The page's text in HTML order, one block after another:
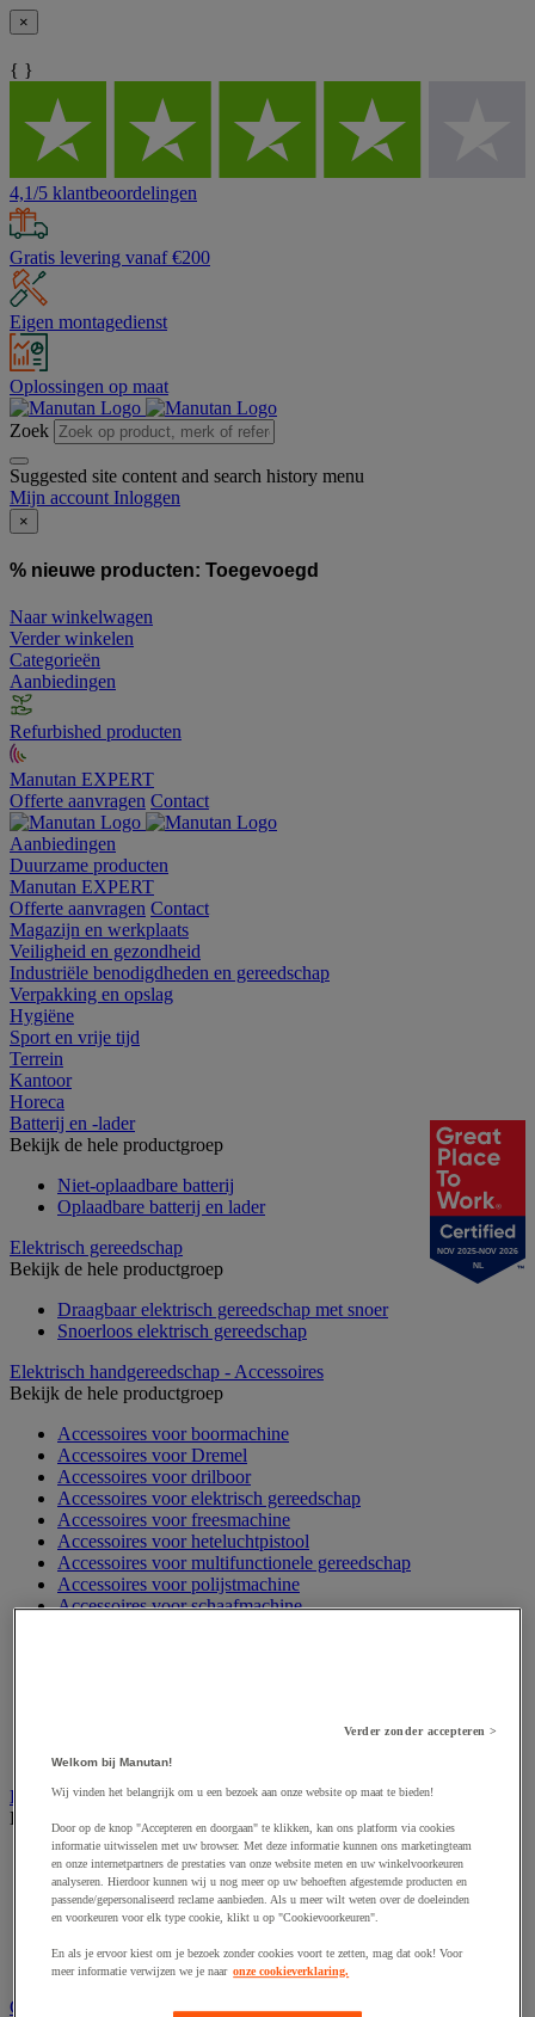
×
{ }
4,1/5 klantbeoordelingen
Gratis levering vanaf €200
Eigen montagedienst
Oplossingen op maat
Zoek
Suggested site content and search history menu
Mijn account Inloggen
×
% nieuwe producten: Toegevoegd
Naar winkelwagen
Verder winkelen
Categorieën
Aanbiedingen
Refurbished producten
Manutan EXPERT
Offerte aanvragen Contact
Aanbiedingen
Duurzame producten
Manutan EXPERT
Offerte aanvragen Contact
Magazijn en werkplaats
Veiligheid en gezondheid
Industriële benodigdheden en gereedschap
Verpakking en opslag
Hygiëne
Sport en vrije tijd
Terrein
Kantoor
Horeca
Batterij en -lader
Bekijk de hele productgroep
Niet-oplaadbare batterij
Oplaadbare batterij en lader
Elektrisch gereedschap
Bekijk de hele productgroep
Draagbaar elektrisch gereedschap met snoer
Snoerloos elektrisch gereedschap
Elektrisch handgereedschap - Accessoires
Bekijk de hele productgroep
Accessoires voor boormachine
Accessoires voor Dremel
Accessoires voor drilboor
Accessoires voor elektrisch gereedschap
Accessoires voor freesmachine
Accessoires voor heteluchtpistool
Accessoires voor multifunctionele gereedschap
Accessoires voor polijstmachine
Accessoires voor schaafmachine
Accessoires voor zaag
Elektrische toebehoren en verlichting
Bekijk de hele productgroep
Accessoires voor elektrisch schakelpaneel
Batterij, oplader en kabel
Elektrische kabel
Elektrische uitrusting
Verlengsnoer, stekkerdoos en kapelhaspel
Wandcontactdoos en schakelaar
Gereedschap opbergen
NOV 2025-NOV 2026
NL
Verder zonder accepteren >
Welkom bij Manutan!
Wij vinden het belangrijk om u een bezoek aan onze website op maat te bieden!
Door op de knop "Accepteren en doorgaan" te klikken, kan ons platform via cookies
informatie uitwisselen met uw browser. Met deze informatie kunnen ons marketingteam
en onze internetpartners de prestaties van onze website meten en uw winkelvoorkeuren
analyseren. Hierdoor kunnen wij u nog meer op uw behoeften afgestemde producten en
passende/gepersonaliseerd reclame aanbieden. Als u meer wilt weten over de doeleinden
en voorkeuren voor elk type cookie, klikt u op "Cookievoorkeuren".
En als je ervoor kiest om je bezoek zonder cookies voort te zetten, mag dat ook! Voor
meer informatie verwijzen we je naar onze cookieverklaring.